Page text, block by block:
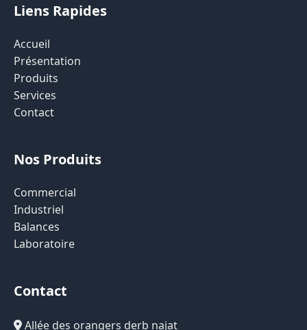
Liens Rapides
Accueil
Présentation
Produits
Services
Contact
Nos Produits
Commercial
Industriel
Balances
Laboratoire
Contact
Allée des orangers derb najat